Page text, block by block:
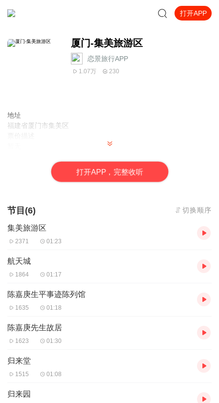
打开APP
厦门-集美旅游区
恋景旅行APP
1.07万 230
地址
福建省厦门市集美区
打开APP，完整收听
节目(6) 切换顺序
集美旅游区
2371 01:23
航天城
1864 01:17
陈嘉庚生平事迹陈列馆
1635 01:18
陈嘉庚先生故居
1623 01:30
归来堂
1515 01:08
归来园